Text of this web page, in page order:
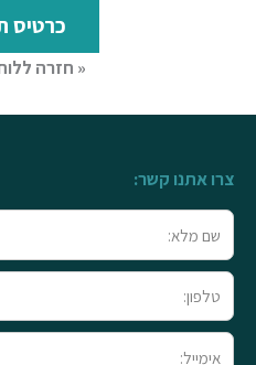
« חזרה
כרטיס
צרו אתנו קשר:
מלא
טלפון